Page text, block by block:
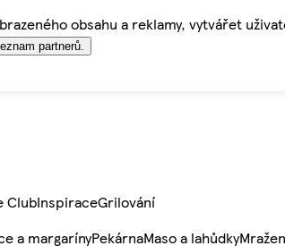
obsahu a reklamy, vytvářet
partnerů.
ClubInspiraceGrilování
a margarínyPekárnaMaso a lahůdky